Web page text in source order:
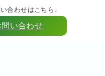
合わせはこちら↓
問い合わせ